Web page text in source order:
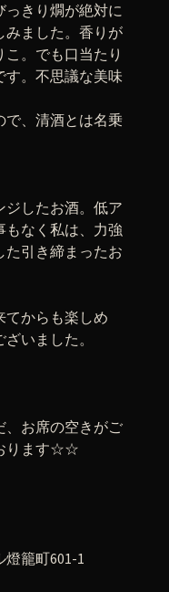
っきり燗が絶対に
みました。香りが
。でも口当たり
す。不思議な美味
で、清酒とは名乗
ジしたお酒。低ア
もなく私は、力強
た引き締まったお
てからも楽しめ
いました。
、お席の空きがご
ります☆☆
籠町601-1